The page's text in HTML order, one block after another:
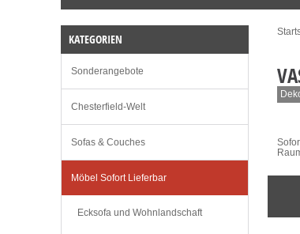
KATEGORIEN
Sonderangebote
Chesterfield-Welt
Sofas & Couches
Möbel Sofort Lieferbar
Ecksofa und Wohnlandschaft